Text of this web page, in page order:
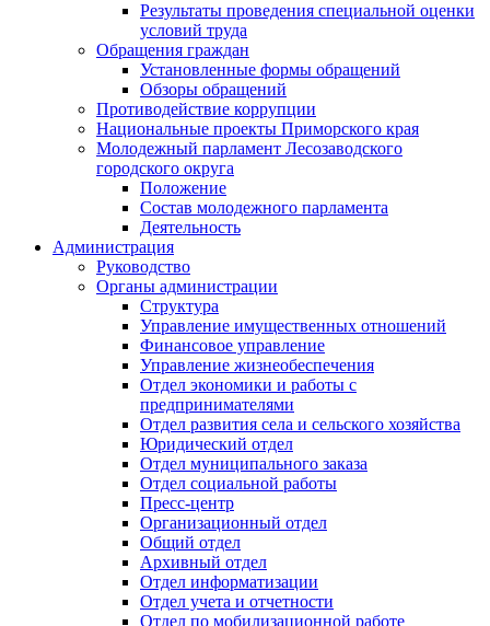
Результаты проведения специальной оценки
условий труда
Обращения граждан
Установленные формы обращений
Обзоры обращений
Противодействие коррупции
Национальные проекты Приморского края
Молодежный парламент Лесозаводского
городского округа
Положение
Состав молодежного парламента
Деятельность
Администрация
Руководство
Органы администрации
Структура
Управление имущественных отношений
Финансовое управление
Управление жизнеобеспечения
Отдел экономики и работы с
предпринимателями
Отдел развития села и сельского хозяйства
Юридический отдел
Отдел муниципального заказа
Отдел социальной работы
Пресс-центр
Организационный отдел
Общий отдел
Архивный отдел
Отдел информатизации
Отдел учета и отчетности
Отдел по мобилизационной работе